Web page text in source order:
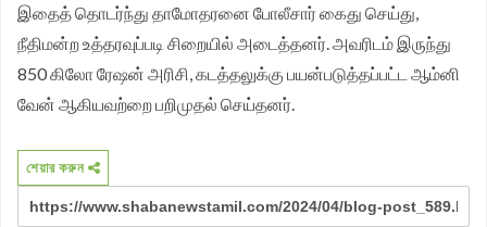
இதைத் தொடர்ந்து தாமோதரனை போலீசார் கைது செய்து,
நீதிமன்ற உத்தரவுப்படி சிறையில் அடைத்தனர். அவரிடம் இருந்து
850 கிலோ ரேஷன் அரிசி, கடத்தலுக்கு பயன்படுத்தப்பட்ட ஆம்னி
வேன் ஆகியவற்றை பறிமுதல் செய்தனர்.
শেয়ার করুন